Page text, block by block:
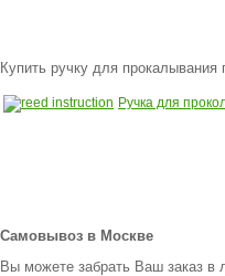
Купить ручку для
Ручка для
Самовывоз в Москве
Вы можете забрать Ваш заказ в